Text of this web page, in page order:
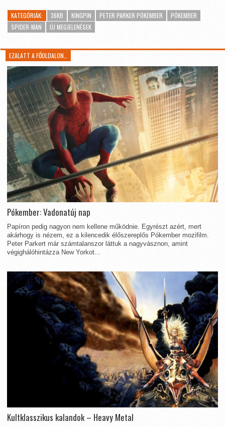
KATEGÓRIÁK: 36KB KINGPIN PETER PARKER PÓKEMBER
PÓKEMBER
SPIDER-MAN
ÚJ MEGJELENÉSEK
EZALATT A FŐOLDALON…
Pókember: Vadonatúj nap
Papíron pedig nagyon nem kellene működnie. Egyrészt azért, mert
akárhogy is nézem, ez a kilencedik élőszereplős Pókember mozifilm.
Peter Parkert már számtalanszor láttuk a nagyvásznon, amint
végighálóhintázza New Yorkot...
Kultklasszikus kalandok – Heavy Metal